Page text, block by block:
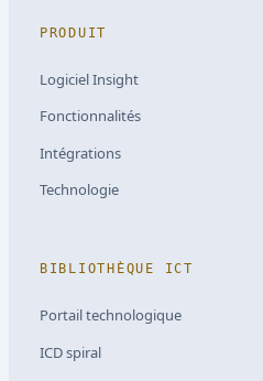
PRODUIT
Logiciel Insight
Fonctionnalités
Intégrations
Technologie
BIBLIOTHÈQUE ICT
Portail technologique
ICD spiral